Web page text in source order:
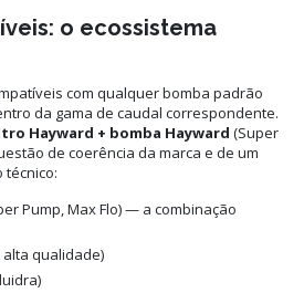
o ecossistema
com qualquer bomba padrão
da gama de caudal correspondente.
Hayward + bomba Hayward (Super
de coerência da marca e de um
técnico:
Pump, Max Flo) — a combinação
alta qualidade)